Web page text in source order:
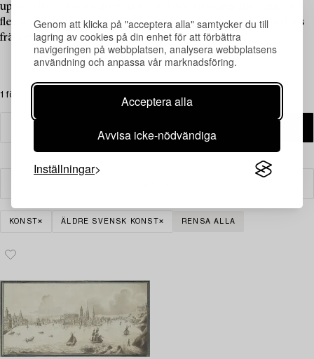
Genom att klicka på "acceptera alla" samtycker du till
lagring av cookies på din enhet för att förbättra
navigeringen på webbplatsen, analysera webbplatsens
användning och anpassa vår marknadsföring.
Acceptera alla
Avvisa icke-nödvändiga
Inställningar
upplevelse av konstnärernas samtid och en nostalgisk resa. De
flesta av dessa konstnärer finns även representerade på Sveriges
främsta museer.
1 föremål
KONST ÄLDRE SVENSK KONST RENSA ALLA